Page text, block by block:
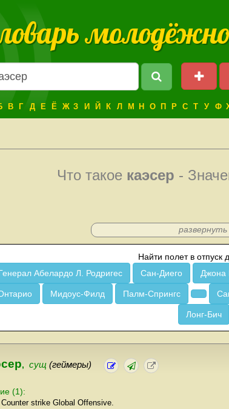
В Г Д Е Ё Ж З И Й К Л М Н О П Р С Т У Ф
Что такое каэсер -
развернуть
Найти полет в отпуск
Абелардо Л. Родригес
Сан-Диего Джона
Мидоус-Филд Палм-Спрингс
Лонг-Бич
, сущ (геймеры)
(1):
Counter strike Global Offensive.